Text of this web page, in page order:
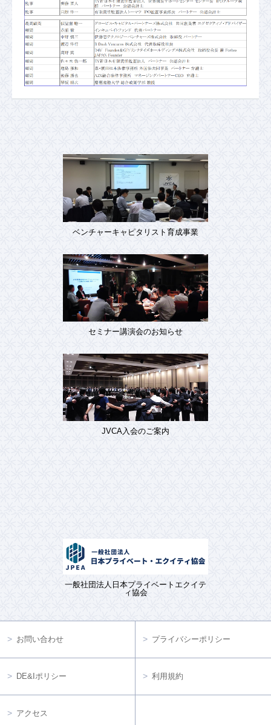
ベンチャーキャピタリスト育成事業
セミナー講演会のお知らせ
JVCA入会のご案内
一般社団法人日本プライベートエクイテ
ィ協会
お問い合わせ プライバシーポリシー
DE&Iポリシー 利用規約
アクセス